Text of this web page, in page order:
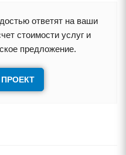
ответят на ваши
стоимости услуг и
предложение.